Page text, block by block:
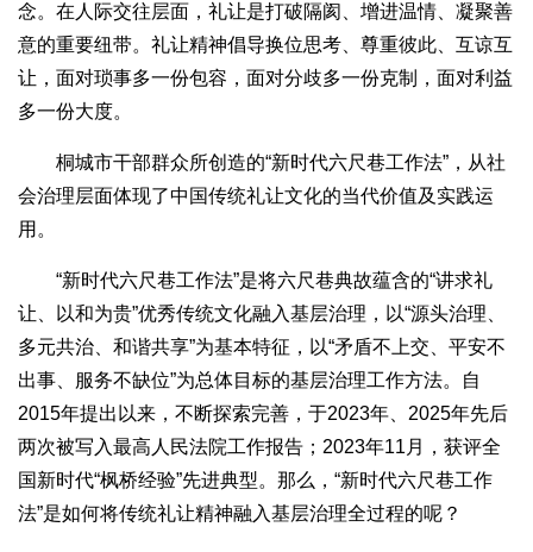
念。在人际交往层面，礼让是打破隔阂、增进温情、凝聚善
意的重要纽带。礼让精神倡导换位思考、尊重彼此、互谅互
让，面对琐事多一份包容，面对分歧多一份克制，面对利益
多一份大度。
桐城市干部群众所创造的“新时代六尺巷工作法”，从社
会治理层面体现了中国传统礼让文化的当代价值及实践运
用。
“新时代六尺巷工作法”是将六尺巷典故蕴含的“讲求礼
让、以和为贵”优秀传统文化融入基层治理，以“源头治理、
多元共治、和谐共享”为基本特征，以“矛盾不上交、平安不
出事、服务不缺位”为总体目标的基层治理工作方法。自
2015年提出以来，不断探索完善，于2023年、2025年先后
两次被写入最高人民法院工作报告；2023年11月，获评全
国新时代“枫桥经验”先进典型。那么，“新时代六尺巷工作
法”是如何将传统礼让精神融入基层治理全过程的呢？